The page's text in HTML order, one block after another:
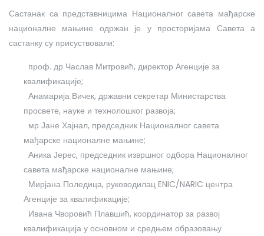
Састанак са представницима Националног савета мађарске
националне мањине одржан је у просторијама Савета а
састанку су присуствовали:
проф. др Часлав Митровић, директор Агенције за
квалификације;
Анамарија Вичек, државни секретар Министарства
просвете, науке и технолошког развоја;
мр Јане Хајнал, председник Националног савета
мађарске националне мањине;
Аника Јерес, председник извршног одбора Националног
савета мађарске националне мањине;
Мирјана Поледица, руководилац ENIC/NARIC центра
Агенције за квалификације;
Ивана Чворовић Плавшић, координатор за развој
квалификација у основном и средњем образовању